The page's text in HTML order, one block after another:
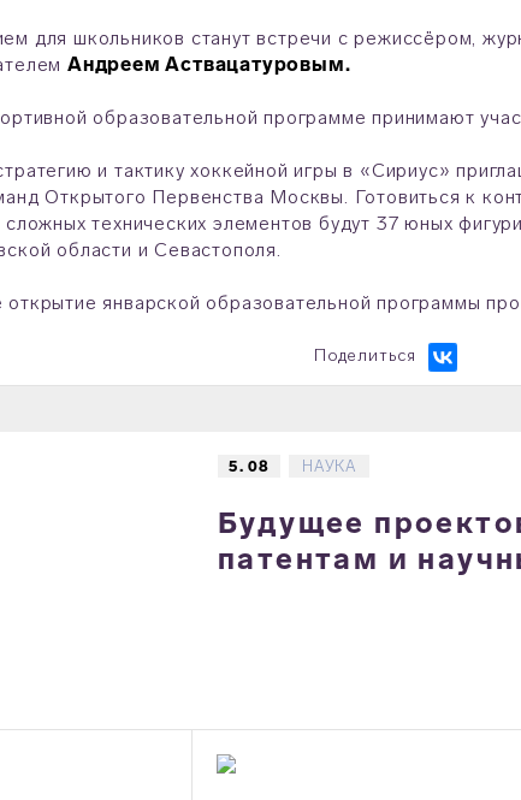
для школьников станут встречи с режиссёром,
Андреем Аствацатуровым.
образовательной программе принимают
и тактику хоккейной игры в «Сириус»
Открытого Первенства Москвы. Готовиться к
сложных технических элементов будут 37 юных
области и Севастополя.
январской образовательной программы
Поделиться
5. 08 НАУКА
Будущее
патентам и